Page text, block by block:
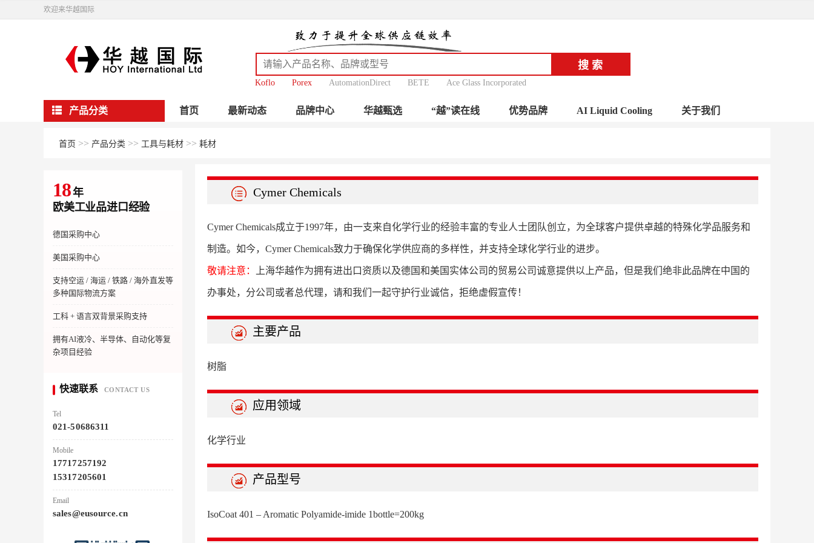
欢迎来华越国际
Koflo Porex AutomationDirect BETE Ace Glass Incorporated
首页 最新动态 品牌中心 华越甄选 “越”读在线 优势品牌 AI Liquid Cooling 关于我们
产品分类
首页 >> 产品分类 >> 工具与耗材 >> 耗材
18年
欧美工业品进口经验
德国采购中心
美国采购中心
支持空运 / 海运 / 铁路 / 海外直发等
多种国际物流方案
工科 + 语言双背景采购支持
拥有AI液冷、半导体、自动化等复
杂项目经验
快速联系 CONTACT US
Tel
021-50686311
Mobile
17717257192
15317205601
Email
sales@eusource.cn
Cymer Chemicals
Cymer Chemicals成立于1997年，由一支来自化学行业的经验丰富的专业人士团队创立，为全球客户提供卓越的特殊化学品服务和
制造。如今，Cymer Chemicals致力于确保化学供应商的多样性，并支持全球化学行业的进步。
敬请注意： 上海华越作为拥有进出口资质以及德国和美国实体公司的贸易公司诚意提供以上产品，但是我们绝非此品牌在中国的
办事处，分公司或者总代理，请和我们一起守护行业诚信，拒绝虚假宣传！
主要产品
树脂
应用领域
化学行业
产品型号
IsoCoat 401 – Aromatic Polyamide-imide 1bottle=200kg